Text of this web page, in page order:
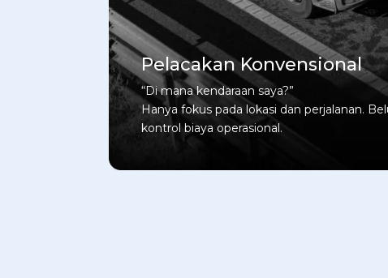
Pelacakan Konvensional
“Di mana kendaraan saya?”
Hanya fokus pada lokasi dan perjalanan.
kontrol biaya operasional.